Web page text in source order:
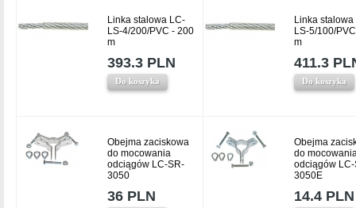
Linka stalowa LC-
LS-4/200/PVC - 200
m
393.3 PLN
Do koszyka
Linka stalowa
LS-5/100/
m
411.3
Do koszyka
Obejma zaciskowa
do mocowania
odciągów LC-SR-
3050
36 PLN
Obejma
do
odciągów
3050E
14.4 PLN